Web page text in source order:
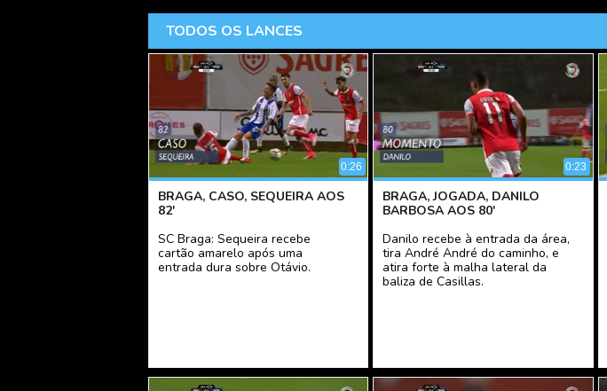
TODOS OS LANCES
0:26
BRAGA, CASO, SEQUEIRA AOS
82'
SC Braga: Sequeira recebe
cartão amarelo após uma
entrada dura sobre Otávio.
0:23
BRAGA, JOGADA, DANILO
BARBOSA AOS 80'
Danilo recebe à entrada da área,
tira André André do caminho, e
atira forte à malha lateral da
baliza de Casillas.